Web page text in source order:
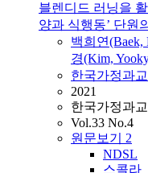
블렌디드 러닝을
양과 식행동’ 단원
백희연(Baek,
경(Kim,
한국가정과
2021
한국가정과
Vol.33 No.4
원문보기 2
NDSL
스콜라